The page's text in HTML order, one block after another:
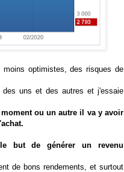
optimistes, des risques de
uns et des autres et j'essaie
ou un autre il va y avoir
but de générer un revenu
de bons rendements, et surtout